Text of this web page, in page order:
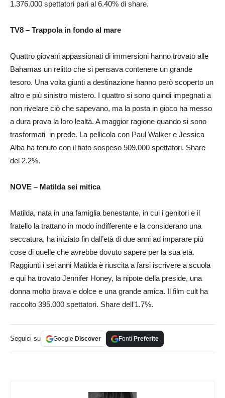
1.376.000 spettatori pari al 6.40% di share.
TV8 – Trappola in fondo al mare
Quattro giovani appassionati di immersioni hanno trovato alle
Bahamas un relitto che si pensava contenere un grande
tesoro. Una volta giunti a destinazione hanno però scoperto un
altro e più sinistro mistero. I quattro si sono quindi impegnati a
non rivelare ciò che sapevano, ma la posta in gioco ha messo
a dura prova la loro lealtà. A maggior ragione quando si sono
trasformati in prede. La pellicola con Paul Walker e Jessica
Alba ha tenuto con il fiato sospeso 509.000 spettatori. Share
del 2.2%.
NOVE – Matilda sei mitica
Matilda, nata in una famiglia benestante, in cui i genitori e il
fratello la trattano in modo indifferente e la considerano una
seccatura, ha iniziato fin dall’età di due anni ad imparare più
cose di quelle che avrebbe dovuto sapere per la sua età.
Raggiunti i sei anni Matilda è riuscita a farsi iscrivere a scuola
e qui ha trovato Jennifer Honey, la nipote della preside, una
donna molto brava e dolce e una grande amica. Il film cult ha
raccolto 395.000 spettatori. Share dell’1.7%.
Seguici su Google Discover Fonti Preferite